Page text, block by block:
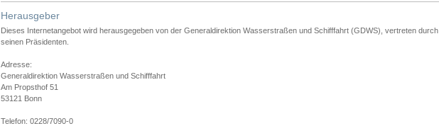
Herausgeber
Dieses Internetangebot wird herausgegeben von der Generaldirektion Wasserstraßen und Schifffahrt (GDWS), vertreten durch
seinen Präsidenten.
Adresse:
Generaldirektion Wasserstraßen und Schifffahrt
Am Propsthof 51
53121 Bonn
Telefon: 0228/7090-0